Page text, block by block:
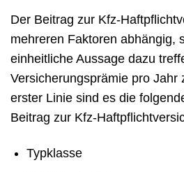
Der Beitrag zur Kfz-
mehreren Faktoren abhängig,
einheitliche Aussage dazu
Versicherungsprämie pro Jahr
erster Linie sind es die
Beitrag zur Kfz-
Typklasse